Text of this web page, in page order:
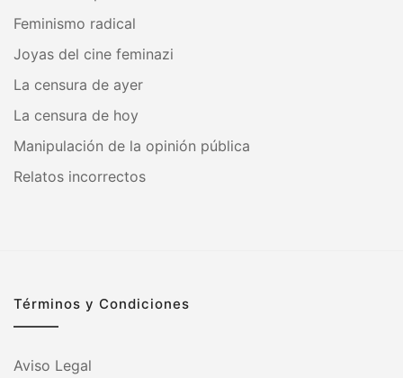
Feminismo radical
Joyas del cine feminazi
La censura de ayer
La censura de hoy
Manipulación de la opinión pública
Relatos incorrectos
Términos y Condiciones
Aviso Legal